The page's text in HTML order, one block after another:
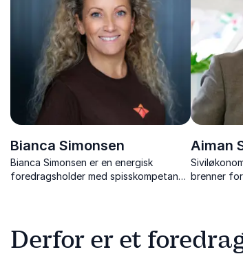
Bianca Simonsen
Bianca Simonsen er en energisk
foredragsholder med spisskompetanse
Aiman
brenner
Derfor er et